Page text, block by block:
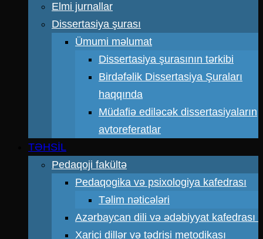
Elmi jurnallar
Dissertasiya şurası
Ümumi məlumat
Dissertasiya şurasının tərkibi
Birdəfəlik Dissertasiya Şuraları
haqqında
Müdafiə ediləcək dissertasiyaların
avtoreferatlar
TƏHSİL
Pedaqoji fakültə
Pedaqogika və psixologiya kafedrası
Təlim nəticələri
Azərbaycan dili və ədəbiyyat kafedrası
Xarici dillər və tədrisi metodikası